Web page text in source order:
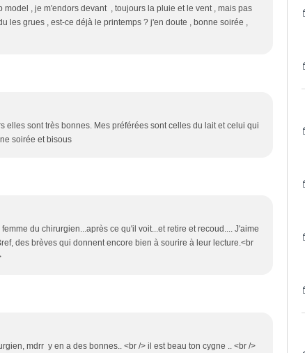
model , je m'endors devant , toujours la pluie et le vent , mais pas
les grues , est-ce déjà le printemps ? j'en doute , bonne soirée ,
elles sont très bonnes. Mes préférées sont celles du lait et celui qui
soirée et bisous
du chirurgien...après ce qu'il voit...et retire et recoud.... J'aime
des brèves qui donnent encore bien à sourire à leur lecture.<br
mdrr y en a des bonnes.. <br /> il est beau ton cygne .. <br />